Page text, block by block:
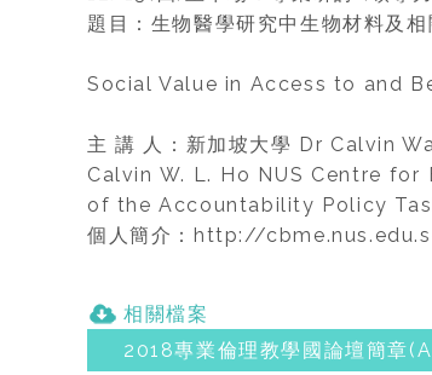
題目：生物醫學研究中生物材料及
Social Value in Access to and
主 講 人：新加坡大學 Dr Calvin
Calvin W. L. Ho NUS Centre
of the Accountability Policy
個人簡介：http://
相關檔案
2018專業倫理教學國論壇簡章